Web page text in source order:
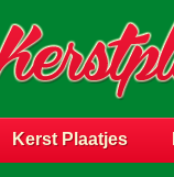
Kerst Plaatjes